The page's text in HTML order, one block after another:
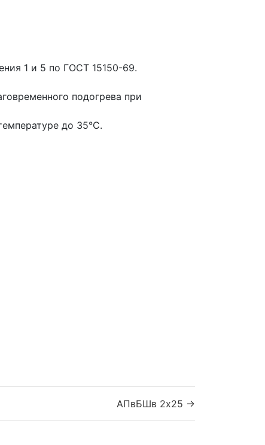
1 и 5 по ГОСТ 15150-69.
подогрева при
до 35°С.
АПвБШв 2x25 →